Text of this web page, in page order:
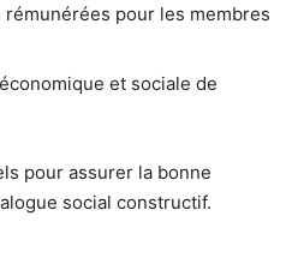
pour les membres
et sociale de
pour assurer la bonne
social constructif.